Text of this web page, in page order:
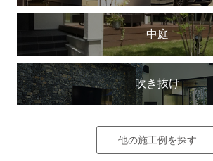
中庭
吹き抜け
他の施工例を探す